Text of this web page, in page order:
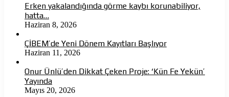
Erken yakalandığında görme kaybı korunabiliyor,
hatta…
Haziran 8, 2026
ÇİBEM’de Yeni Dönem Kayıtları Başlıyor
Haziran 11, 2026
Onur Ünlü’den Dikkat Çeken Proje: ‘Kün Fe Yekün’
Yayında
Mayıs 20, 2026